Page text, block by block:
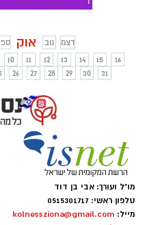
אוק נוב
דצמ
10 11 12 13 14 15
16
26 27 28 29 30 31
מו"ל ועורך: אבי בן דוד
טלפון ראשי: 0515301717
מייל: kolnessziona@gmail.com